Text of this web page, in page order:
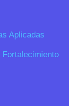
Aplicadas